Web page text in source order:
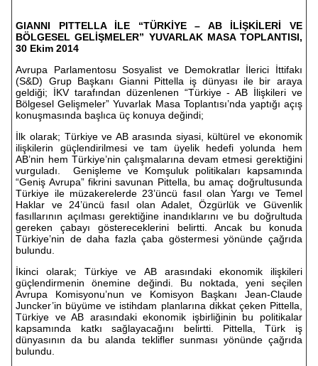
GIANNI PITTELLA İLE “TÜRKİYE – AB İLİŞKİLERİ VE
BÖLGESEL GELİŞMELER” YUVARLAK MASA TOPLANTISI,
30 Ekim 2014
Avrupa Parlamentosu Sosyalist ve Demokratlar İlerici İttifakı
(S&D) Grup Başkanı Gianni Pittella iş dünyası ile bir araya
geldiği; İKV tarafından düzenlenen “Türkiye - AB İlişkileri ve
Bölgesel Gelişmeler” Yuvarlak Masa Toplantısı’nda yaptığı açış
konuşmasında başlıca üç konuya değindi;
İlk olarak; Türkiye ve AB arasında siyasi, kültürel ve ekonomik
ilişkilerin güçlendirilmesi ve tam üyelik hedefi yolunda hem
AB’nin hem Türkiye’nin çalışmalarına devam etmesi gerektiğini
vurguladı. Genişleme ve Komşuluk politikaları kapsamında
“Geniş Avrupa” fikrini savunan Pittella, bu amaç doğrultusunda
Türkiye ile müzakerelerde 23’üncü fasıl olan Yargı ve Temel
Haklar ve 24’üncü fasıl olan Adalet, Özgürlük ve Güvenlik
fasıllarının açılması gerektiğine inandıklarını ve bu doğrultuda
gereken çabayı göstereceklerini belirtti. Ancak bu konuda
Türkiye’nin de daha fazla çaba göstermesi yönünde çağrıda
bulundu.
İkinci olarak; Türkiye ve AB arasındaki ekonomik ilişkileri
güçlendirmenin önemine değindi. Bu noktada, yeni seçilen
Avrupa Komisyonu’nun ve Komisyon Başkanı Jean-Claude
Juncker’in büyüme ve istihdam planlarına dikkat çeken Pittella,
Türkiye ve AB arasındaki ekonomik işbirliğinin bu politikalar
kapsamında katkı sağlayacağını belirtti. Pittella, Türk iş
dünyasının da bu alanda teklifler sunması yönünde çağrıda
bulundu.